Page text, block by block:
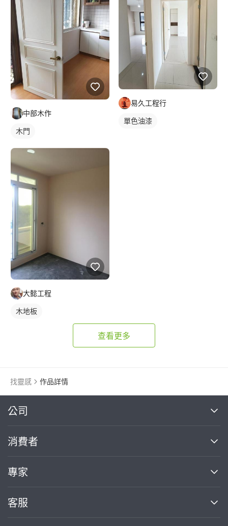
中部木作
木門
大懿工程
木地板
易久工程行
單色油漆
查看更多
找靈感 作品詳情
公司
關於我們
部落格
加入我們
消費者
買服務
熱門服務
專家
案件中心
客服
繼續完成